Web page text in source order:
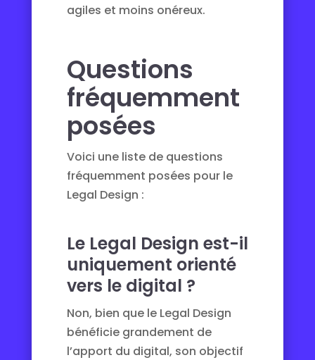
agiles et moins onéreux.
Questions
fréquemment
posées
Voici une liste de questions
fréquemment posées pour le
Legal Design :
Le Legal Design est-il
uniquement orienté
vers le digital ?
Non, bien que le Legal Design
bénéficie grandement de
l’apport du digital, son objectif